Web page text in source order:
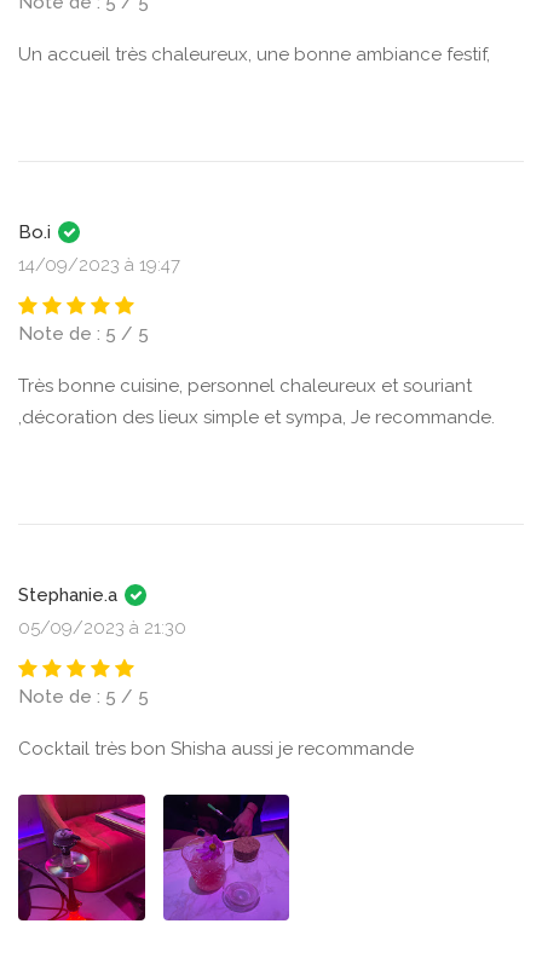
Un accueil très chaleureux, une bonne ambiance festif,
Bo.i
14/09/2023 à 19:47
Note de : 5 / 5
Très bonne cuisine, personnel chaleureux et souriant
,décoration des lieux simple et sympa, Je recommande.
Stephanie.a
05/09/2023 à 21:30
Note de : 5 / 5
Cocktail très bon Shisha aussi je recommande